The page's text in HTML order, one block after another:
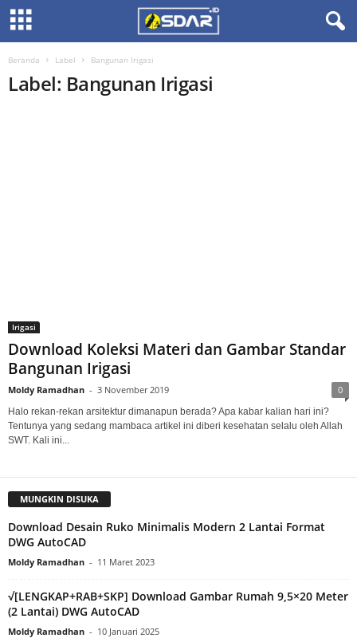
Beranda Label Bangunan Irigasi
Label: Bangunan Irigasi
Irigasi
Download Koleksi Materi dan Gambar Standar
Bangunan Irigasi
Moldy Ramadhan - 3 November 2019 0
Halo rekan-rekan arsitektur dimanapun berada? Apa kabar kalian hari ini?
Tentunya yang sedang mambaca artikel ini diberi kesehatan selalu oleh Allah
SWT. Kali ini...
MUNGKIN DISUKA
Download Desain Ruko Minimalis Modern 2 Lantai Format
DWG AutoCAD
Moldy Ramadhan - 11 Maret 2023
√[LENGKAP+RAB+SKP] Download Gambar Rumah 9,5×20 Meter
(2 Lantai) DWG AutoCAD
Moldy Ramadhan - 10 Januari 2025